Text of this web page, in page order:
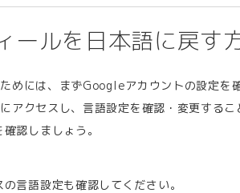
ールを日本語に戻す
には、まずGoogleアカウントの設定を
クセスし、言語設定を確認・変更するこ
認しましょう。
言語設定も確認してください。